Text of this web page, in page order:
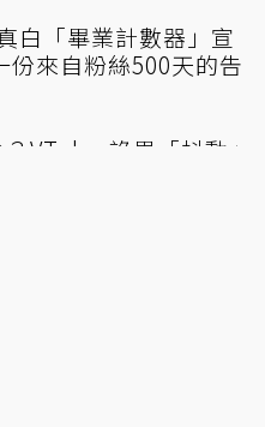
白「畢業計數器」宣
份來自粉絲500天的告
？VTuber詭異「抖動」